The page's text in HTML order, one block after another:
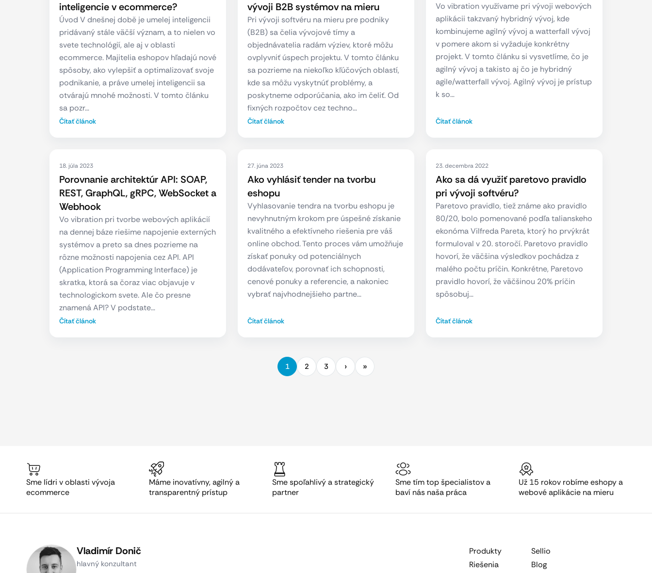
inteligencie v ecommerce?
Úvod V dnešnej době je umelej inteligencii
pridávaný stále väčší význam, a to nielen vo
svete technológií, ale aj v oblasti
ecommerce. Majitelia eshopov hľadajú nové
spôsoby, ako vylepšiť a optimalizovať svoje
podnikanie, a práve umelej inteligencii sa
otvárajú mnohé možnosti. V tomto článku
sa pozr…
Čítať článok
vývoji B2B systémov na mieru
Pri vývoji softvéru na mieru pre podniky
(B2B) sa čelia vývojové tímy a
objednávatelia radám výziev, ktoré môžu
ovplyvniť úspech projektu. V tomto článku
sa pozrieme na niekoľko kľúčových oblastí,
kde sa môžu vyskytnúť problémy, a
poskytneme odporúčania, ako im čeliť. Od
fixných rozpočtov cez techno…
Čítať článok
Vo vibration využívame pri vývoji webových
aplikácii takzvaný hybridný vývoj, kde
kombinujeme agilný vývoj a watterfall vývoj
v pomere akom si vyžaduje konkrétny
projekt. V tomto článku si vysvetlíme, čo je
agilný vývoj a takisto aj čo je hybridný
agile/watterfall vývoj. Agilný vývoj je prístup
k so…
Čítať článok
18. júla 2023
Porovnanie architektúr API: SOAP,
REST, GraphQL, gRPC, WebSocket a
Webhook
Vo vibration pri tvorbe webových aplikácií
na dennej báze riešime napojenie externých
systémov a preto sa dnes pozrieme na
rôzne možnosti napojenia cez API. API
(Application Programming Interface) je
skratka, ktorá sa čoraz viac objavuje v
technologickom svete. Ale čo presne
znamená API? V podstate…
Čítať článok
27. júna 2023
Ako vyhlásiť tender na tvorbu
eshopu
Vyhlasovanie tendra na tvorbu eshopu je
nevyhnutným krokom pre úspešné získanie
kvalitného a efektívneho riešenia pre váš
online obchod. Tento proces vám umožňuje
získať ponuky od potenciálnych
dodávateľov, porovnať ich schopnosti,
cenové ponuky a referencie, a nakoniec
vybrať najvhodnejšieho partne…
Čítať článok
23. decembra 2022
Ako sa dá využiť paretovo pravidlo
pri vývoji softvéru?
Paretovo pravidlo, tiež známe ako pravidlo
80/20, bolo pomenované podľa talianskeho
ekonóma Vilfreda Pareta, ktorý ho prvýkrát
formuloval v 20. storočí. Paretovo pravidlo
hovorí, že väčšina výsledkov pochádza z
malého počtu príčin. Konkrétne, Paretovo
pravidlo hovorí, že väčšinou 20% príčin
spôsobuj…
Čítať článok
1 2 3
Sme lídri v oblasti vývoja
ecommerce
Máme inovatívny, agilný a
transparentný prístup
Sme spoľahlivý a strategický
partner
Sme tím top špecialistov a
baví nás naša práca
Už 15 rokov robíme eshopy a
webové aplikácie na mieru
Vladimír Donič
hlavný konzultant
Produkty
Riešenia
Sellio
Blog